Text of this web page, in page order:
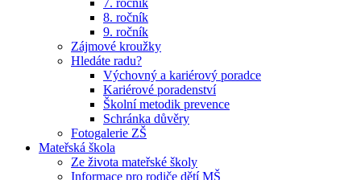
7. ročník
8. ročník
9. ročník
Zájmové kroužky
Hledáte radu?
Výchovný a kariérový poradce
Kariérové poradenství
Školní metodik prevence
Schránka důvěry
Fotogalerie ZŠ
Mateřská škola
Ze života mateřské školy
Informace pro rodiče dětí MŠ